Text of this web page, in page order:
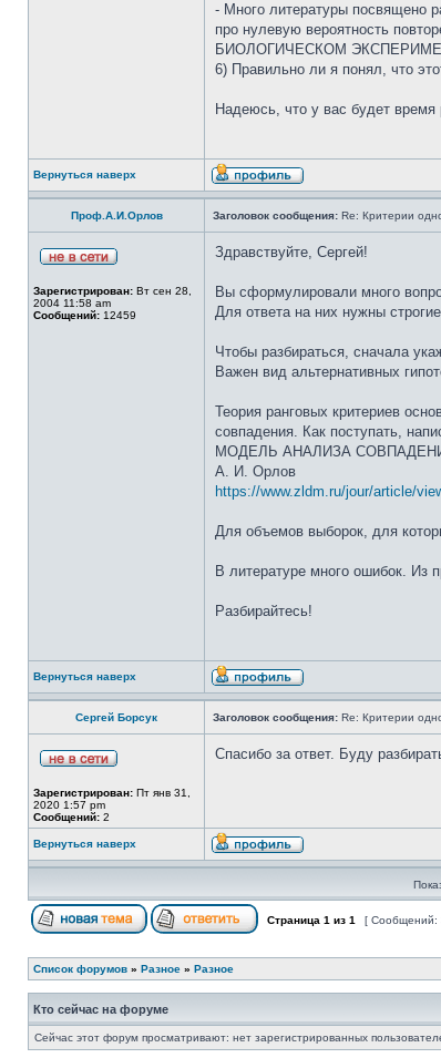
- Много литературы посвящено
про нулевую вероятность
БИОЛОГИЧЕСКОМ ЭКСПЕРИМЕНТЕ
6) Правильно ли я понял, что
Надеюсь, что у вас будет
Вернуться наверх
Проф.А.И.Орлов Заголовок сообщения: Re: Критерии
Зарегистрирован: Вт сен 28,
2004 11:58 am
Сообщений: 12459
Здравствуйте, Сергей!
Вы сформулировали много
Для ответа на них нужны
Чтобы разбираться, сначала
Важен вид альтернативных
Теория ранговых критериев
совпадения. Как поступать,
МОДЕЛЬ АНАЛИЗА
А. И. Орлов
https://www.zldm.ru/jour/article/
Для объемов выборок, для
В литературе много ошибок.
Разбирайтесь!
Вернуться наверх
Сергей Борсук Заголовок сообщения: Re: Критерии
Зарегистрирован: Пт янв 31,
2020 1:57 pm
Сообщений: 2
Спасибо за ответ. Буду
Вернуться наверх
Страница 1 из 1 [ Сообщений:
Список форумов » Разное » Разное
Кто сейчас на форуме
Сейчас этот форум просматривают: нет зарегистрированных